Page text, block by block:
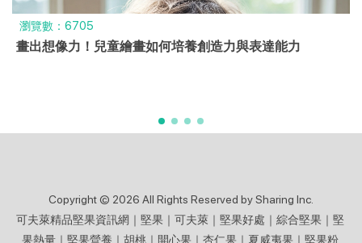
瀏覽數：1617
繪畫 x 堅果！藝術與飲食的完美結合，提升孩子的專注力
Copyright © 2026 All Rights Reserved by Sharing Inc.
可夫萊精品堅果資訊網｜堅果｜可夫萊｜堅果好處｜綜合堅果｜堅
果熱量｜堅果營養｜胡桃｜開心果｜杏仁果｜夏威夷果｜堅果粉